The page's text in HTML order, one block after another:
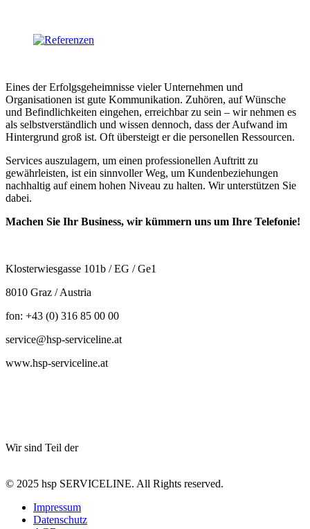
Eines der Erfolgsgeheimnisse vieler Unternehmen und
Organisationen ist gute Kommunikation. Zuhören, auf Wünsche
und Befindlichkeiten eingehen, erreichbar zu sein – wir nehmen es
als selbstverständlich und wissen dennoch, dass der Aufwand im
Hintergrund groß ist. Oft übersteigt er die personellen Ressourcen.
Services auszulagern, um einen professionellen Auftritt zu
gewährleisten, ist ein sinnvoller Weg, um Kundenbeziehungen
nachhaltig auf einem hohen Niveau zu halten. Wir unterstützen Sie
dabei.
Machen Sie Ihr Business, wir kümmern uns um Ihre Telefonie!
Klosterwiesgasse 101b / EG / Ge1
8010 Graz / Austria
fon: +43 (0) 316 85 00 00
service@hsp-serviceline.at
www.hsp-serviceline.at
Wir sind Teil der
© 2025 hsp SERVICELINE. All Rights reserved.
Impressum
Datenschutz